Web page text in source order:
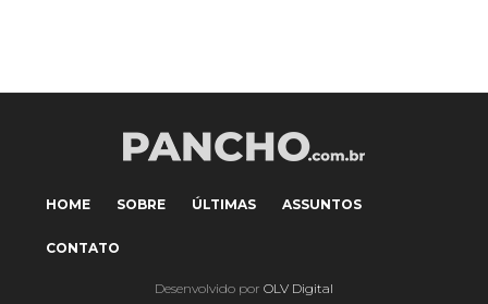
HOME SOBRE ÚLTIMAS ASSUNTOS
CONTATO
Desenvolvido por OLV Digital